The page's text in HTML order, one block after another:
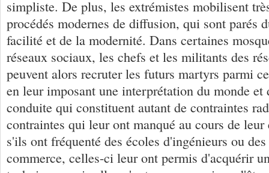
simpliste. De plus, les extrémistes mobilisent
procédés modernes de diffusion, qui sont parés
facilité et de la modernité. Dans certaines
réseaux sociaux, les chefs et les militants des
peuvent alors recruter les futurs martyrs parmi
en leur imposant une interprétation du monde et
conduite qui constituent autant de contraintes
contraintes qui leur ont manqué au cours de
s'ils ont fréquenté des écoles d'ingénieurs ou
commerce, celles-ci leur ont permis d'acquérir